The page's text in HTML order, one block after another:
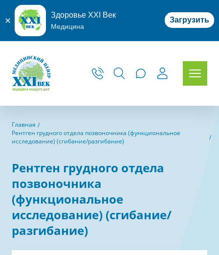
Здоровье XXI Век
Медицина
Загрузить
Главная
Рентген грудного отдела позвоночника (функциональное
исследование) (сгибание/разгибание)
Рентген грудного отдела
позвоночника
(функциональное
исследование) (сгибание/
разгибание)